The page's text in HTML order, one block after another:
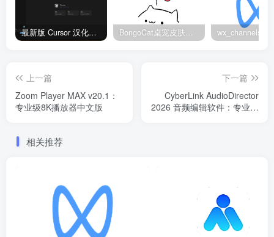
最新版 Cursor 汉化设置中文教程（两种简单方法，附中文语言包下载） BongoCat桌宠皮肤包大全：20款主题皮肤免费下载
上一篇
Zoom Player MAX v20.1：
专业级8K播放器中文版
下一篇
CyberLink AudioDirector
2026 音频编辑软件：专业音
相关推荐